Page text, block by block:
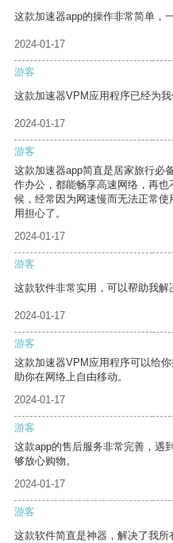
这款加速器app的操作非常简单，
2024-01-17
游客
这款加速器VPM应用程序已经为我
2024-01-17
游客
这款加速器app简直是居家旅行必
作办公，都能畅享高速网络，再
候，经常因为网速慢而无法正常
用担心了。
2024-01-17
游客
这款软件非常实用，可以帮助我解
2024-01-17
游客
这款加速器VPM应用程序可以给
助你在网络上自由移动。
2024-01-17
游客
这款app的售后服务非常完善，遇
够放心购物。
2024-01-17
游客
这款软件简直是神器，解决了我所